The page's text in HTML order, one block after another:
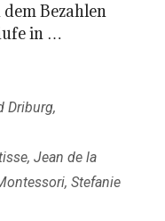
Bezahlen
in …
Driburg,
, Jean de la
, Stefanie